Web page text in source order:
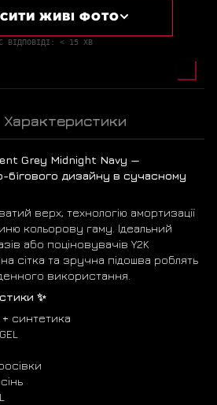
ЖИВІ ФОТО
ВІДПОВІДІ: < 15 ХВ
Характеристики
Grey Midnight Navy —
дизайну в сучасному
верх, технологію амортизації
кольорову гаму. Ідеальний
або поціновувачів Y2K
сітка та зручна підошва роблять
використання.
✨
+ синтетика